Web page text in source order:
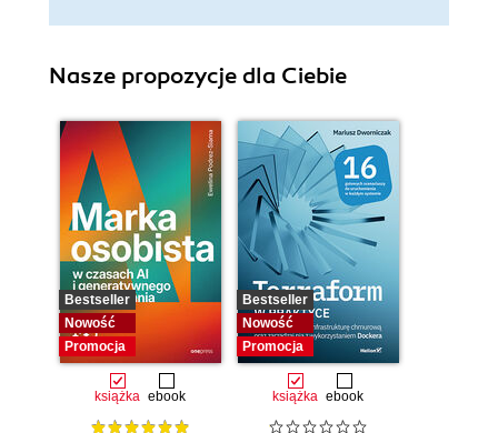
Nasze propozycje dla Ciebie
Bestseller
Nowość
Promocja
książka ebook
Bestseller
Nowość
Promocja
książka ebook